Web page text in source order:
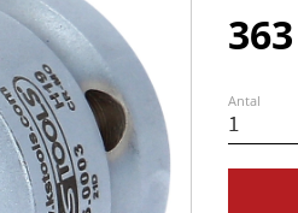
363
Antal